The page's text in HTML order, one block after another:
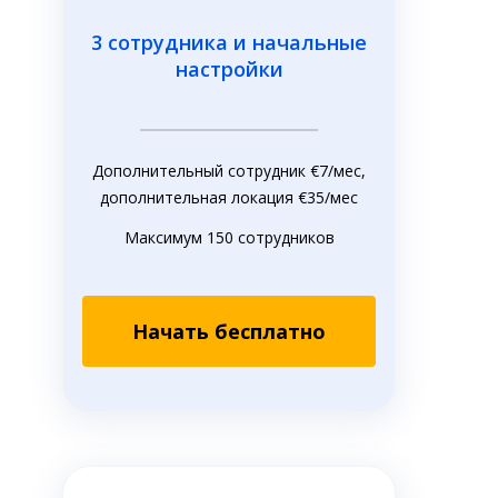
3 сотрудника и начальные
настройки
Дополнительный сотрудник €7/мес,
дополнительная локация €35/мес
Максимум 150 сотрудников
Начать бесплатно